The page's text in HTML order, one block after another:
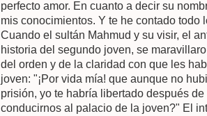
perfecto amor. En cuanto a decir su
mis conocimientos. Y te he contado todo
Cuando el sultán Mahmud y su visir, el
historia del segundo joven, se
del orden y de la claridad con que les
joven: "¡Por vida mía! que aunque no
prisión, yo te habría libertado después
conducirnos al palacio de la joven?" El